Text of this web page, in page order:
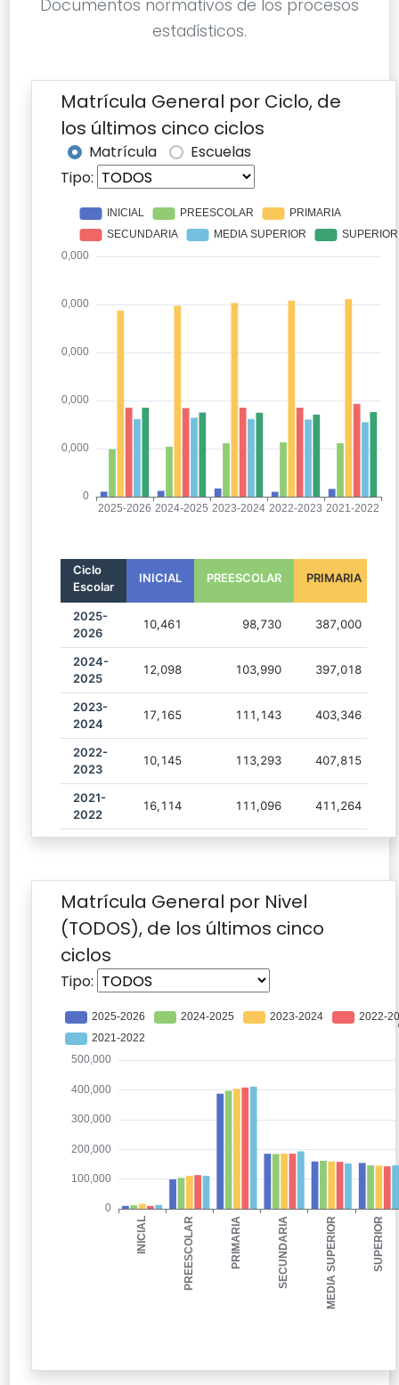
Documentos normativos de los procesos
estadísticos.
Matrícula General por Ciclo, de
los últimos cinco ciclos
Matrícula
Escuelas
Tipo:
Ciclo
Escolar
INICIAL PREESCOLAR PRIMARIA
2025-
2026
10,461 98,730 387,000
2024-
2025
12,098 103,990 397,018
2023-
2024
17,165 111,143 403,346
2022-
2023
10,145 113,293 407,815
2021-
2022
16,114 111,096 411,264
Matrícula General por Nivel
(TODOS), de los últimos cinco
ciclos
Tipo: